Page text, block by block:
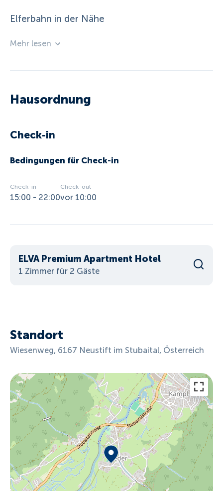
Elferbahn in der Nähe
Mehr lesen
Hausordnung
Check-in
Bedingungen für Check-in
Check-in
15:00 - 22:00
Check-out
vor 10:00
ELVA Premium Apartment Hotel
1 Zimmer für 2 Gäste
Standort
Wiesenweg, 6167 Neustift im Stubaital, Österreich